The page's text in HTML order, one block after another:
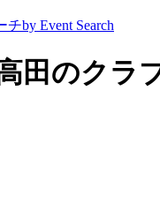
チby Event Search
田のクラ